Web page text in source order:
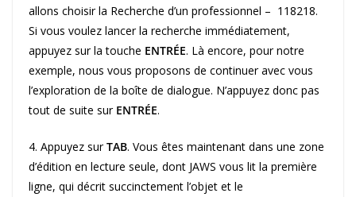
allons choisir la Recherche d’un professionnel – 118218.
Si vous voulez lancer la recherche immédiatement,
appuyez sur la touche ENTRÉE. Là encore, pour notre
exemple, nous vous proposons de continuer avec vous
l’exploration de la boîte de dialogue. N’appuyez donc pas
tout de suite sur ENTRÉE.
4. Appuyez surTAB. Vous êtes maintenant dans une zone
d’édition en lecture seule, dont JAWS vous lit la première
ligne, qui décrit succinctement l’objet et le